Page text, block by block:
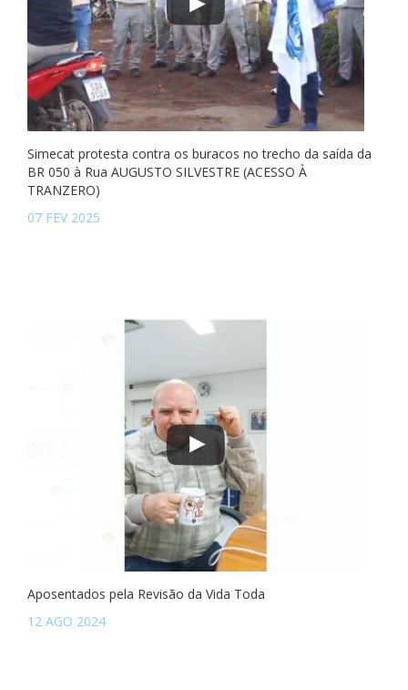
Simecat protesta contra os buracos no trecho da saída da
BR 050 à Rua AUGUSTO SILVESTRE (ACESSO À
TRANZERO)
07 FEV 2025
Aposentados pela Revisão da Vida Toda
12 AGO 2024